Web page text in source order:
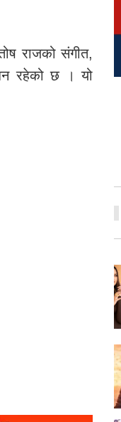
राजको संगीत,
रहेको छ । यो